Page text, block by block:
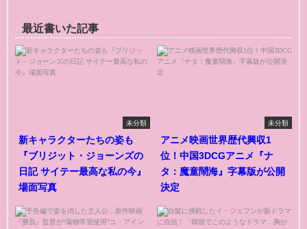
最近書いた記事
未分類
新キャラクターたちの姿も
『ブリジット・ジョーンズの
日記 サイテー最高な私の今』
場面写真
未分類
アニメ映画世界歴代興収1
位！中国3DCGアニメ『ナ
タ：魔童鬧海』字幕版が公開
決定